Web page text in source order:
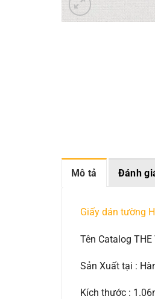
Mô tả Đánh
Giấy dán tường
Tên Catalog THE
Sản Xuất tại :
Kích thước :